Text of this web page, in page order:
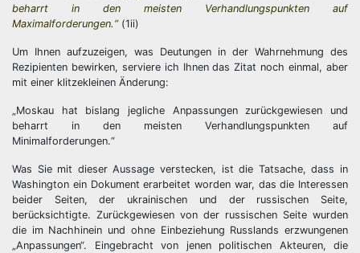
beharrt in den meisten Verhandlungspunkten auf
Maximalforderungen.“(1ii)
Um Ihnen aufzuzeigen, was Deutungen in der Wahrnehmung des
Rezipienten bewirken, serviere ich Ihnen das Zitat noch einmal, aber
mit einer klitzekleinen Änderung:
„Moskau hat bislang jegliche Anpassungen zurückgewiesen und
beharrt in den meisten Verhandlungspunkten auf
Minimalforderungen.“
Was Sie mit dieser Aussage verstecken, ist die Tatsache, dass in
Washington ein Dokument erarbeitet worden war, das die Interessen
beider Seiten, der ukrainischen und der russischen Seite,
berücksichtigte. Zurückgewiesen von der russischen Seite wurden
die im Nachhinein und ohne Einbeziehung Russlands erzwungenen
„Anpassungen“. Eingebracht von jenen politischen Akteuren, die